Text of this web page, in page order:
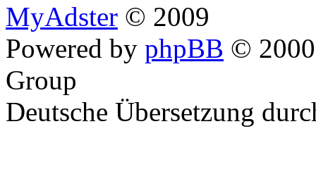
MyAdster © 2009
Powered by phpBB ©
Group
Deutsche Übersetzung